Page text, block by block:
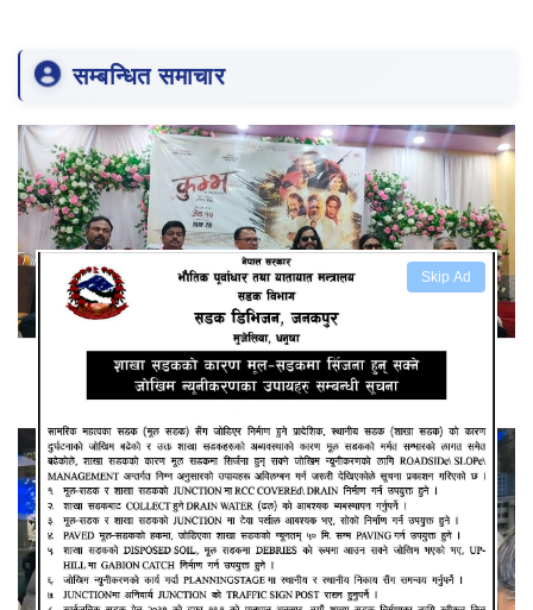
Skip Ad
सम्बन्धित समाचार
स्वर्गीय सुनिल थापाको अन्तिम चलचित्र कुम्भ